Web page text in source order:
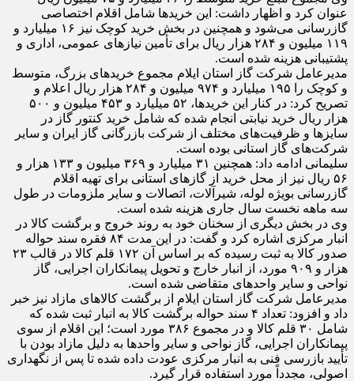
عنوان کرد و اظهار داشت: این خریدها شامل اقلام اختصاصی
گازرسانی می‌شود و همچنین در بخش خرید کوچک نیز ۱۶ میلیارد و
۱۱۹ میلیون و ۲۸۴ هزار ریال برای تأمین نیازهای عمومی، اداری و
پشتیبانی هزینه شده است.
مدیرعامل شرکت گاز استان ایلام مجموع خریدهای بزرگ، متوسط
و کوچک را ۱۹۵ میلیارد و ۹۷۴ میلیون و ۲۸۴ هزار ریال اعلام و
تصریح کرد: در کنار این خریدها، ۵۲ میلیارد و ۴۵۳ میلیون و ۵۰۰
هزار ریال خرید نیابتی انجام شده که شامل خرید کنتور گاز در
سایزها و ظرفیت‌های مختلف از شرکت بازرگانی گاز ایران و سایر
شرکت‌های گاز استانی بوده است.
سلیمانی ادامه داد: همچنین ۳۱ میلیارد و ۳۶۹ میلیون و ۱۳۳ هزار و
۵۶ ریال نیز از محل خرید از گازهای استانی برای تهیه اقلام
گازرسانی بویژه لوله، شیرآلات، اتصالات و سایر ملزومات در طول
سه ماهه نخست سال جاری هزینه شده است.
وی در بخش دیگری از سخنان خود به روند خروج و برگشت کالا در
انبار مرکزی اشاره کرد و گفت: در این مدت ۸۴ فقره سند حواله
صدور کالا به ثبت رسیده که بر اساس آن ۱۷۲ قلم کالا در قالب ۲۳
هزار و ۹۰۹ مورد، از انبار خارج و تحویل پیمانکاران اجرایی، گاز
نواحی و سایر واحدهای متقاضی شده است.
مدیرعامل شرکت گاز استان ایلام از برگشت کالاهای مازاد نیز خبر
داد و افزود: تعداد ۴ سند حواله برگشت کالا به انبار ثبت شده که
شامل ۳۰ قلم کالا و در مجموع ۳۸۶ مورد است؛ این اقلام از سوی
پیمانکاران اجرایی، گاز نواحی و سایر واحدها به دلیل مازاد بودن با
تأیید بازرسی فنی به انبار مرکزی عودت داده شده تا پس از نگهداری
اصولی، مجدداً مورد استفاده قرار گیرد.